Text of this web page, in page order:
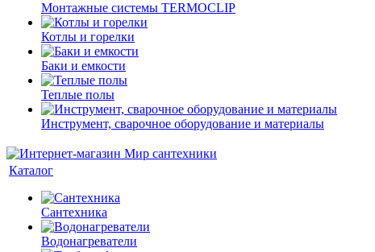
Монтажные системы TERMOCLIP
Котлы и горелки
Баки и емкости
Теплые полы
Инструмент, сварочное оборудование и материалы
Каталог
Сантехника
Водонагреватели